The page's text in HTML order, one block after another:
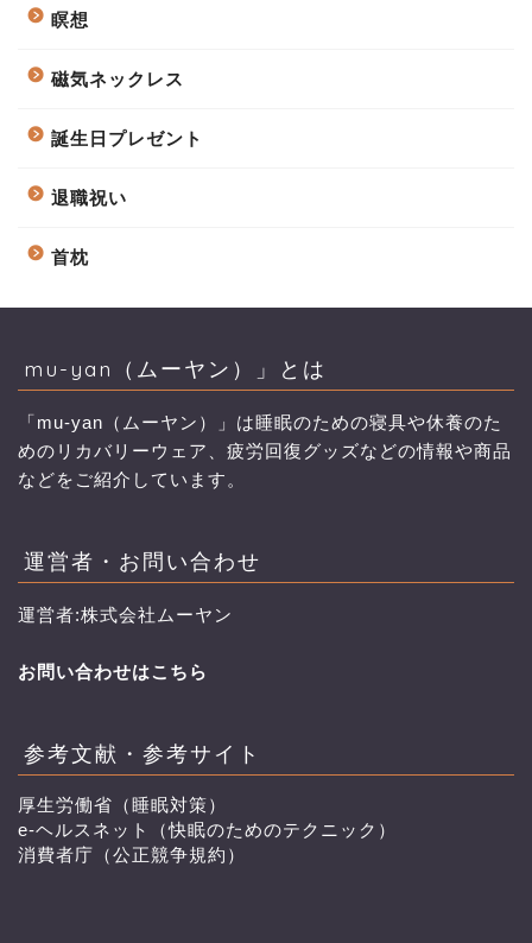
瞑想
磁気ネックレス
誕生日プレゼント
退職祝い
首枕
mu-yan（ムーヤン）」とは
「mu-yan（ムーヤン）」は睡眠のための寝具や休養のた
めのリカバリーウェア、疲労回復グッズなどの情報や商品
などをご紹介しています。
運営者・お問い合わせ
運営者:株式会社ムーヤン
お問い合わせはこちら
参考文献・参考サイト
厚生労働省（睡眠対策）
e-ヘルスネット（快眠のためのテクニック）
消費者庁（公正競争規約）